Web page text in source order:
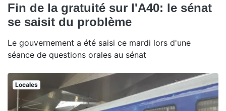
Fin de la gratuité sur l'A40: le sénat
se saisit du problème
Le gouvernement a été saisi ce mardi lors d'une
séance de questions orales au sénat
Locales